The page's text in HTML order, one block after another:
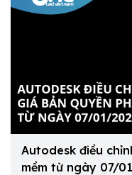
Autodesk điều
mềm từ ngày 07/